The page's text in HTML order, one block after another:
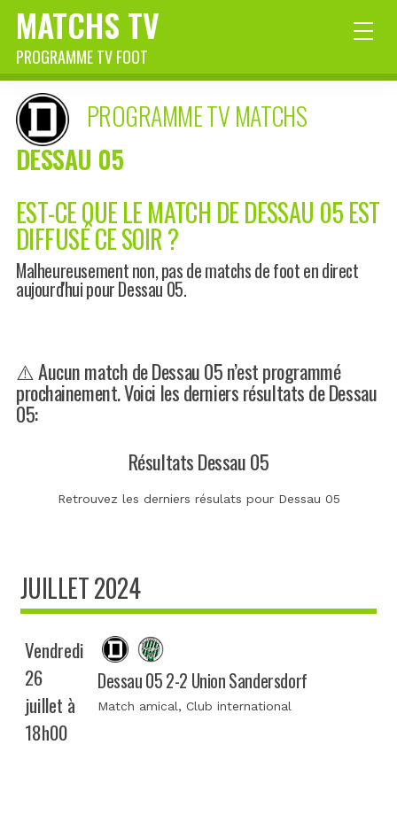
MATCHS TV
PROGRAMME TV FOOT
PROGRAMME TV MATCHS
DESSAU 05
EST-CE QUE LE MATCH DE DESSAU 05 EST
DIFFUSÉ CE SOIR ?
Malheureusement non, pas de matchs de foot en direct
aujourd'hui pour Dessau 05.
⚠️ Aucun match de Dessau 05 n’est programmé
prochainement. Voici les derniers résultats de Dessau
05:
Résultats Dessau 05
Retrouvez les derniers résulats pour Dessau 05
JUILLET 2024
Vendredi
26
juillet à
18h00
Dessau 05 2-2 Union Sandersdorf
Match amical, Club international